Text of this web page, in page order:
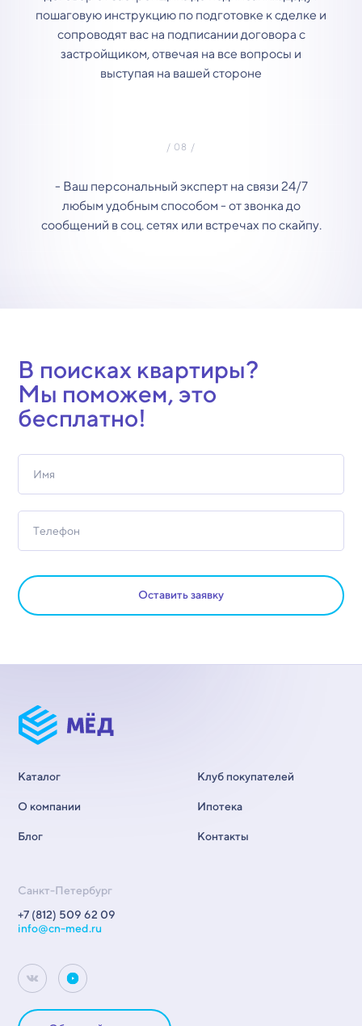
пошаговую инструкцию по подготовке к сделке и
сопроводят вас на подписании договора с
застройщиком, отвечая на все вопросы и
выступая на вашей стороне
- Ваш персональный эксперт на связи 24/7
любым удобным способом - от звонка до
сообщений в соц. сетях или встречах по скайпу.
В поисках квартиры?
Мы поможем, это
бесплатно!
Оставить заявку
Каталог
О компании
Блог
Клуб покупателей
Ипотека
Контакты
Санкт-Петербург
+7 (812) 509 62 09
info@cn-med.ru